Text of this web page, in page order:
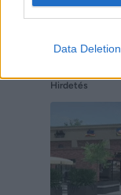
Data Deletion
Hirdetés